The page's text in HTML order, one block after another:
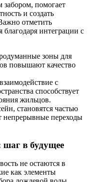
помогает
и создать
отметить
интеграции с
зоны для
повышают качество
с
способствует
жильцов.
становятся частью
непрерывные переходы
шаг в будущее
не остаются в
как элементы